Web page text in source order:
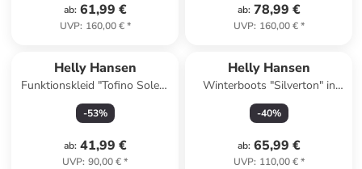
ab: 61,99 €
UVP: 160,00 €*
ab: 78,99 €
UVP: 160,00 €*
Helly Hansen
Funktionskleid "Tofino Solen"
in Dunkelblau
-53%
ab: 41,99 €
UVP: 90,00 €*
Helly Hansen
Winterboots "Silverton" in
Khaki
-40%
ab: 65,99 €
UVP: 110,00 €*